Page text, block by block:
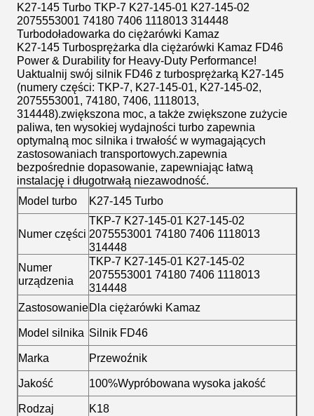
K27-145 Turbo TKP-7 K27-145-01 K27-145-02
2075553001 74180 7406 1118013 314448
Turbodoładowarka do ciężarówki Kamaz
K27-145 Turbosprężarka dla ciężarówki Kamaz FD46
Power & Durability for Heavy-Duty Performance!
Uaktualnij swój silnik FD46 z turbosprężarką K27-145
(numery części: TKP-7, K27-145-01, K27-145-02,
2075553001, 74180, 7406, 1118013,
314448).zwiększona moc, a także zwiększone zużycie
paliwa, ten wysokiej wydajności turbo zapewnia
optymalną moc silnika i trwałość w wymagających
zastosowaniach transportowych.zapewnia
bezpośrednie dopasowanie, zapewniając łatwą
instalację i długotrwałą niezawodność.
Model turbo
K27-145 Turbo
Numer części
TKP-7 K27-145-01 K27-145-02
2075553001 74180 7406 1118013
314448
Numer
urządzenia
TKP-7 K27-145-01 K27-145-02
2075553001 74180 7406 1118013
314448
ZastosowanieDla ciężarówki Kamaz
Model silnika Silnik FD46
Marka
Przewoźnik
Jakość
100%Wypróbowana wysoka jakość
Rodzaj
K18